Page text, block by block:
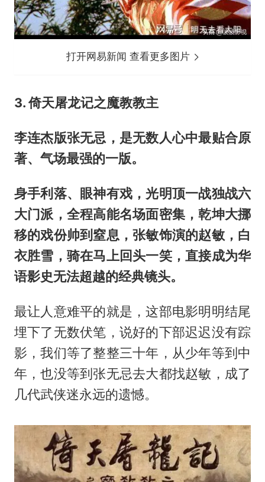
打开网易新闻 查看更多图片
3. 倚天屠龙记之魔教教主
李连杰版张无忌，是无数人心中最贴合原
著、气场最强的一版。
身手利落、眼神有戏，光明顶一战独战六
大门派，全程高能名场面密集，乾坤大挪
移的戏份帅到窒息，张敏饰演的赵敏，白
衣胜雪，骑在马上回头一笑，直接成为华
语影史无法超越的经典镜头。
最让人意难平的就是，这部电影明明结尾
埋下了无数伏笔，说好的下部迟迟没有踪
影，我们等了整整三十年，从少年等到中
年，也没等到张无忌去大都找赵敏，成了
几代武侠迷永远的遗憾。